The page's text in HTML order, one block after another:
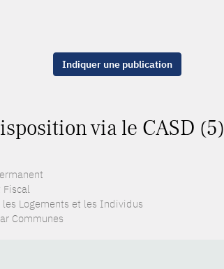
Indiquer une publication
via le CASD (5)
Fiscal
Logements et les Individus
Communes